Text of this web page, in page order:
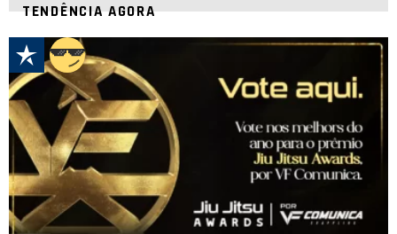
TENDÊNCIA AGORA